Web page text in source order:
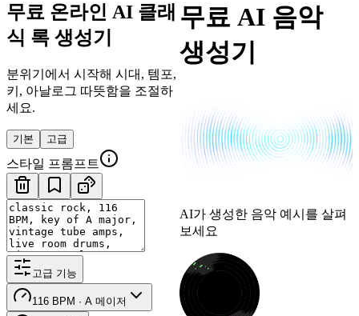
무료 온라인 AI 클래
식 록 생성기
분위기에서 시작해 시대, 템포,
키, 아날로그 따뜻함을 조절하
세요.
기본 고급
스타일 프롬프트
고급 기능
116 BPM · A 메이저
무료 AI 음악
생성기
AI가 생성한 음악 예시를 살펴
보세요